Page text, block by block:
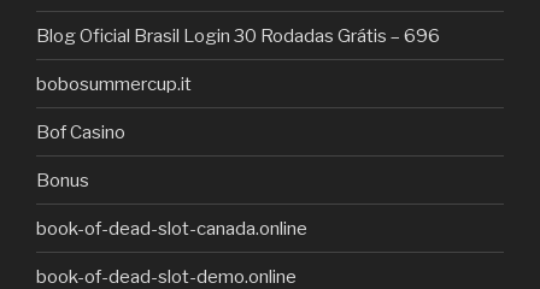
Blog Oficial Brasil Login 30 Rodadas Grátis – 696
bobosummercup.it
Bof Casino
Bonus
book-of-dead-slot-canada.online
book-of-dead-slot-demo.online